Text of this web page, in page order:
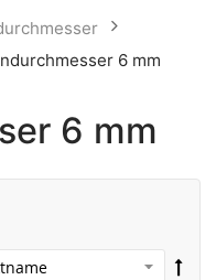
6 mm
6 mm